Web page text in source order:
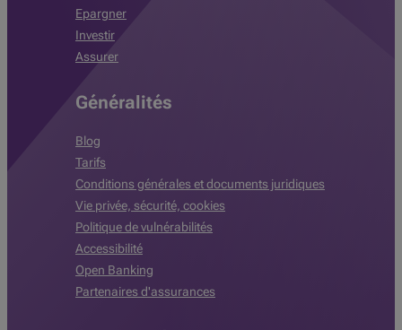
Epargner
Investir
Assurer
Généralités
Blog
Tarifs
Conditions générales et documents juridiques
Vie privée, sécurité, cookies
Politique de vulnérabilités
Accessibilité
Open Banking
Partenaires d'assurances